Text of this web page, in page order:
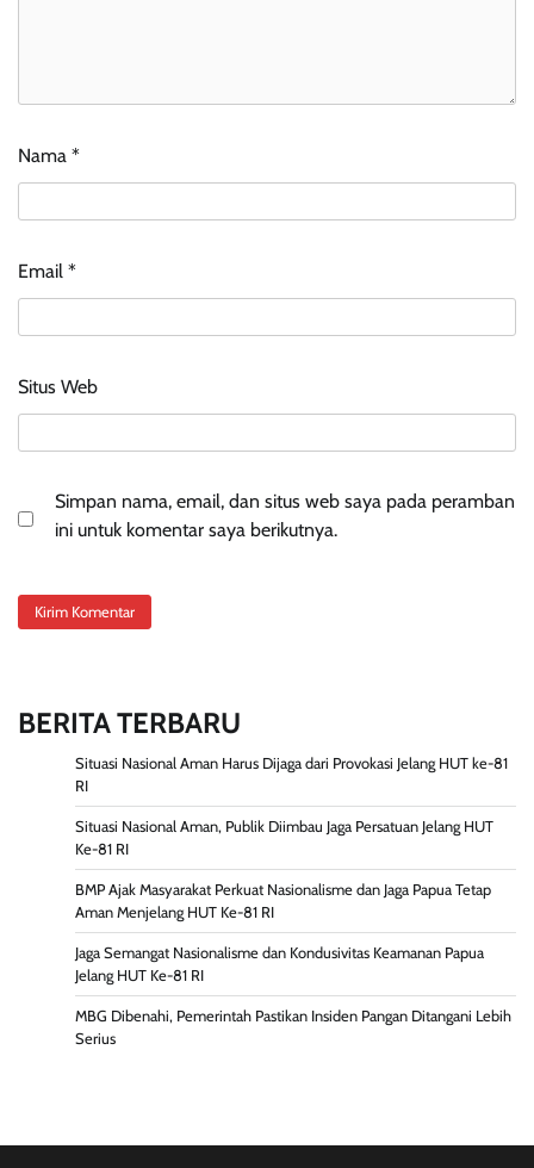
Nama *
Email *
Situs Web
Simpan nama, email, dan situs web saya pada peramban
ini untuk komentar saya berikutnya.
BERITA TERBARU
Situasi Nasional Aman Harus Dijaga dari Provokasi Jelang HUT ke-81
RI
Situasi Nasional Aman, Publik Diimbau Jaga Persatuan Jelang HUT
Ke-81 RI
BMP Ajak Masyarakat Perkuat Nasionalisme dan Jaga Papua Tetap
Aman Menjelang HUT Ke-81 RI
Jaga Semangat Nasionalisme dan Kondusivitas Keamanan Papua
Jelang HUT Ke-81 RI
MBG Dibenahi, Pemerintah Pastikan Insiden Pangan Ditangani Lebih
Serius